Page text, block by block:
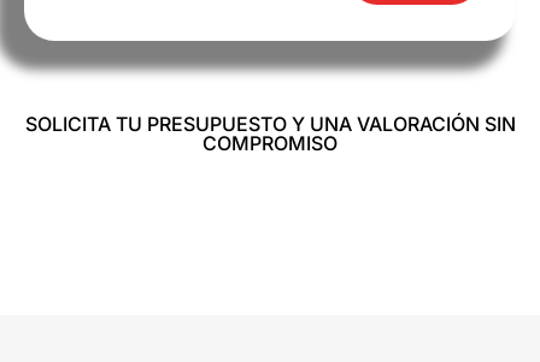
SOLICITA TU PRESUPUESTO Y UNA VALORACIÓN SIN
COMPROMISO